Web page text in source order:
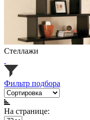
Стеллажи
Фильтр подбора
На странице: